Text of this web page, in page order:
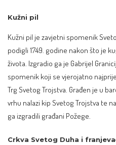
Kužni pil
Kužni pil je zavjetni spomenik
podigli 1749. godine nakon što je
života. Izgradio ga je Gabrijel
spomenik koji se vjerojatno
Trg Svetog Trojstva. Građen je u
vrhu nalazi kip Svetog Trojstva te
ga izgradili građani Požege.
Crkva Svetog Duha i